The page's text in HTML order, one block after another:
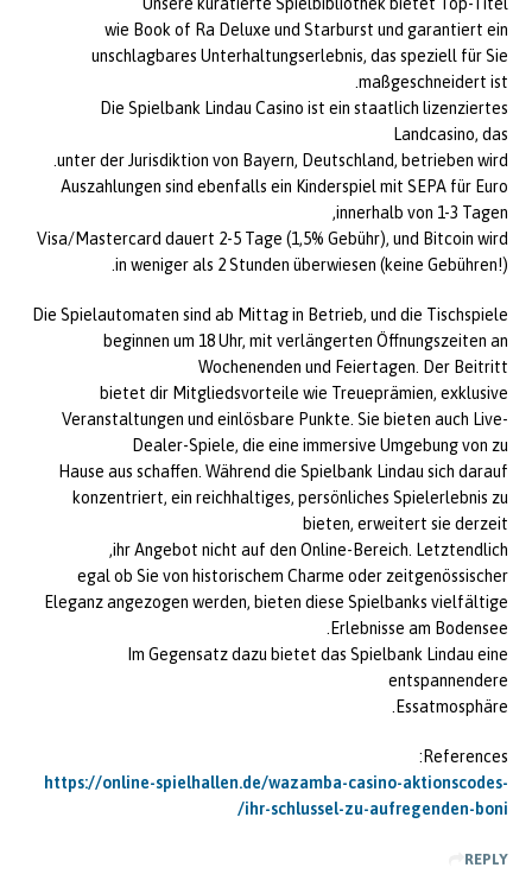
wie Book of Ra Deluxe und Starburst und garantiert ein
unschlagbares Unterhaltungserlebnis, das speziell für Sie
maßgeschneidert ist.
Die Spielbank Lindau Casino ist ein staatlich lizenziertes
Landcasino, das
unter der Jurisdiktion von Bayern, Deutschland, betrieben wird.
Auszahlungen sind ebenfalls ein Kinderspiel mit SEPA für Euro
innerhalb von 1-3 Tagen,
Visa/Mastercard dauert 2-5 Tage (1,5% Gebühr), und Bitcoin wird
in weniger als 2 Stunden überwiesen (keine Gebühren!).
Die Spielautomaten sind ab Mittag in Betrieb, und die Tischspiele
beginnen um 18 Uhr, mit verlängerten Öffnungszeiten an
Wochenenden und Feiertagen. Der Beitritt
bietet dir Mitgliedsvorteile wie Treueprämien, exklusive
Veranstaltungen und einlösbare Punkte. Sie bieten auch Live-
Dealer-Spiele, die eine immersive Umgebung von zu
Hause aus schaffen. Während die Spielbank Lindau sich darauf
konzentriert, ein reichhaltiges, persönliches Spielerlebnis zu
bieten, erweitert sie derzeit
ihr Angebot nicht auf den Online-Bereich. Letztendlich,
egal ob Sie von historischem Charme oder zeitgenössischer
Eleganz angezogen werden, bieten diese Spielbanks vielfältige
Erlebnisse am Bodensee.
Im Gegensatz dazu bietet das Spielbank Lindau eine
entspannendere
Essatmosphäre.
References:
https://online-spielhallen.de/wazamba-casino-aktionscodes-
ihr-schlussel-zu-aufregenden-boni/
REPLY